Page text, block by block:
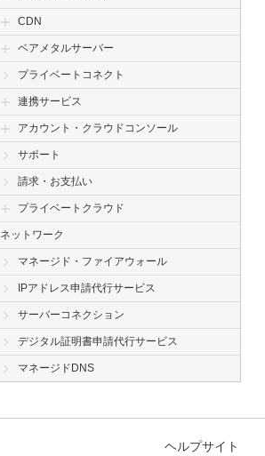
CDN
ベアメタルサーバー
プライベートコネクト
連携サービス
アカウント・クラウドコンソール
サポート
請求・お支払い
プライベートクラウド
ネットワーク
マネージド・ファイアウォール
IPアドレス申請代行サービス
サーバーコネクション
デジタル証明書申請代行サービス
マネージドDNS
ヘルプサイト